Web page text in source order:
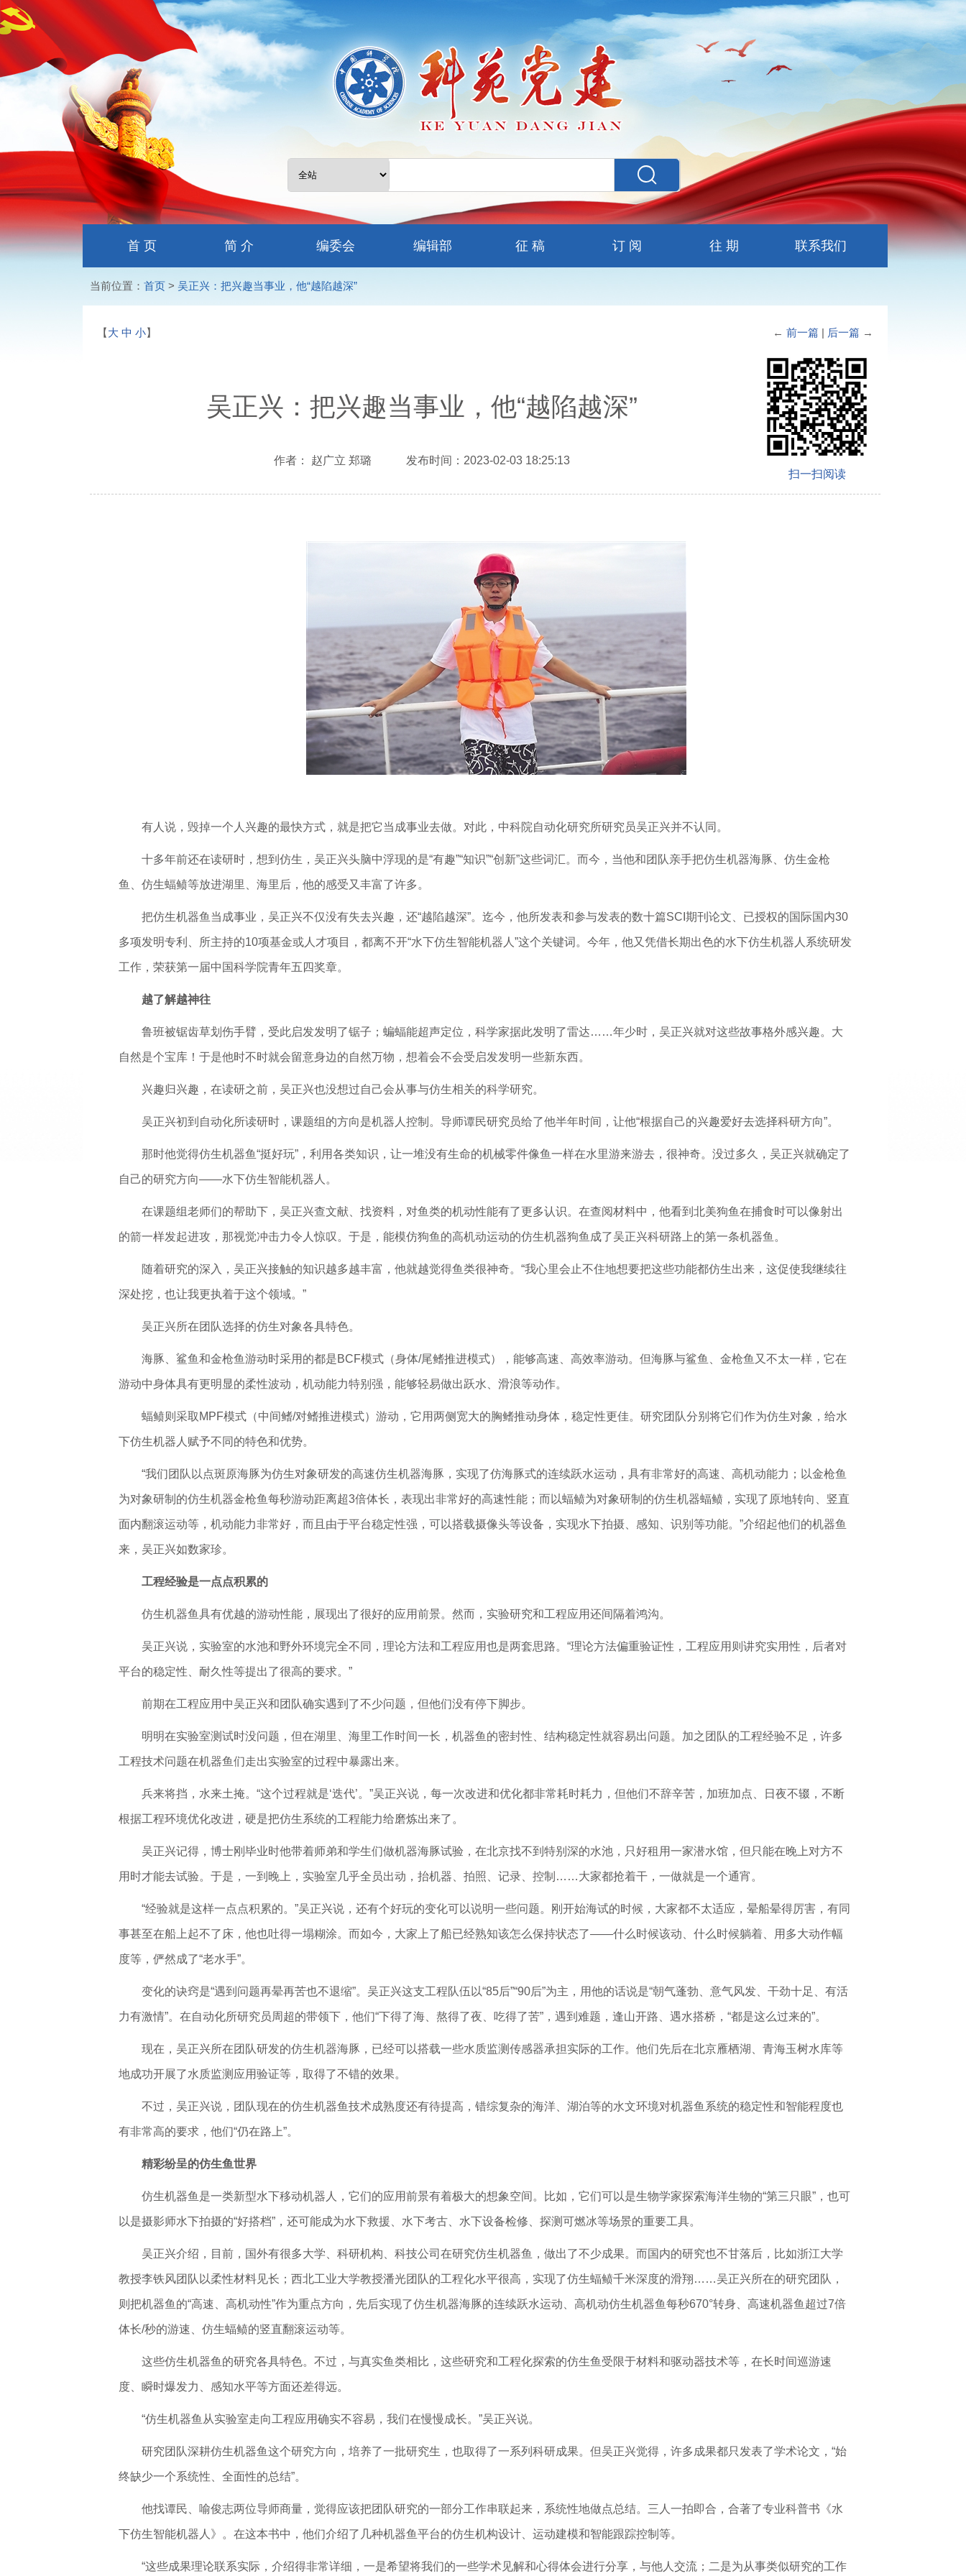
首 页 简 介 编委会 编辑部 征 稿 订 阅 往 期 联系我们
当前位置： 首页> 吴正兴：把兴趣当事业，他“越陷越深”
【大 中 小】 ← 前一篇 | 后一篇 →
吴正兴：把兴趣当事业，他“越陷越深”
作者： 赵广立 郑璐 发布时间：2023-02-03 18:25:13
扫一扫阅读
有人说，毁掉一个人兴趣的最快方式，就是把它当成事业去做。对此， 中科院自动化研究所研究员吴正兴并不认同。
十多年前还在读研时，想到仿生，吴正兴头脑中浮现的是“有趣”“知识”“创新”这些词汇。而今，当他和团队亲手把仿生机器海豚、仿生金枪
鱼、仿生蝠鲼等放进湖里、海里后，他的感受又丰富了许多。
把仿生机器鱼当成事业，吴正兴不仅没有失去兴趣，还“越陷越深”。迄今，他所发表和参与发表的数十篇SCI期刊论文、已授权的国际国内30
多项发明专利、所主持的10项基金或人才项目，都离不开“水下仿生智能机器人”这个关键词。今年，他又凭借长期出色的水下仿生机器人系统研发
工作，荣获第一届中国科学院青年五四奖章。
越了解越神往
鲁班被锯齿草划伤手臂，受此启发发明了锯子；蝙蝠能超声定位，科学家据此发明了雷达……年少时，吴正兴就对这些故事格外感兴趣。大
自然是个宝库！于是他时不时就会留意身边的自然万物，想着会不会受启发发明一些新东西。
兴趣归兴趣，在读研之前，吴正兴也没想过自己会从事与仿生相关的科学研究。
吴正兴初到自动化所读研时，课题组的方向是机器人控制。导师谭民研究员给了他半年时间，让他“根据自己的兴趣爱好去选择科研方向”。
那时他觉得仿生机器鱼“挺好玩”，利用各类知识，让一堆没有生命的机械零件像鱼一样在水里游来游去，很神奇。没过多久，吴正兴就确定了
自己的研究方向——水下仿生智能机器人。
在课题组老师们的帮助下，吴正兴查文献、找资料，对鱼类的机动性能有了更多认识。在查阅材料中，他看到北美狗鱼在捕食时可以像射出
的箭一样发起进攻，那视觉冲击力令人惊叹。于是，能模仿狗鱼的高机动运动的仿生机器狗鱼成了吴正兴科研路上的第一条机器鱼。
随着研究的深入，吴正兴接触的知识越多越丰富，他就越觉得鱼类很神奇。“我心里会止不住地想要把这些功能都仿生出来，这促使我继续往
深处挖，也让我更执着于这个领域。”
吴正兴所在团队选择的仿生对象各具特色。
海豚、鲨鱼和金枪鱼游动时采用的都是BCF模式（身体/尾鳍推进模式），能够高速、高效率游动。但海豚与鲨鱼、金枪鱼又不太一样，它在
游动中身体具有更明显的柔性波动，机动能力特别强，能够轻易做出跃水、滑浪等动作。
蝠鲼则采取MPF模式（中间鳍/对鳍推进模式）游动，它用两侧宽大的胸鳍推动身体，稳定性更佳。研究团队分别将它们作为仿生对象，给水
下仿生机器人赋予不同的特色和优势。
“我们团队以点斑原海豚为仿生对象研发的高速仿生机器海豚，实现了仿海豚式的连续跃水运动，具有非常好的高速、高机动能力；以金枪鱼
为对象研制的仿生机器金枪鱼每秒游动距离超3倍体长，表现出非常好的高速性能；而以蝠鲼为对象研制的仿生机器蝠鲼，实现了原地转向、竖直
面内翻滚运动等，机动能力非常好，而且由于平台稳定性强，可以搭载摄像头等设备，实现水下拍摄、感知、识别等功能。”介绍起他们的机器鱼
来，吴正兴如数家珍。
工程经验是一点点积累的
仿生机器鱼具有优越的游动性能，展现出了很好的应用前景。然而，实验研究和工程应用还间隔着鸿沟。
吴正兴说，实验室的水池和野外环境完全不同，理论方法和工程应用也是两套思路。“理论方法偏重验证性，工程应用则讲究实用性，后者对
平台的稳定性、耐久性等提出了很高的要求。”
前期在工程应用中吴正兴和团队确实遇到了不少问题，但他们没有停下脚步。
明明在实验室测试时没问题，但在湖里、海里工作时间一长，机器鱼的密封性、结构稳定性就容易出问题。加之团队的工程经验不足，许多
工程技术问题在机器鱼们走出实验室的过程中暴露出来。
兵来将挡，水来土掩。“这个过程就是‘迭代’。”吴正兴说，每一次改进和优化都非常耗时耗力，但他们不辞辛苦，加班加点、日夜不辍，不断
根据工程环境优化改进，硬是把仿生系统的工程能力给磨炼出来了。
吴正兴记得，博士刚毕业时他带着师弟和学生们做机器海豚试验，在北京找不到特别深的水池，只好租用一家潜水馆，但只能在晚上对方不
用时才能去试验。于是，一到晚上，实验室几乎全员出动，抬机器、拍照、记录、控制……大家都抢着干，一做就是一个通宵。
“经验就是这样一点点积累的。”吴正兴说，还有个好玩的变化可以说明一些问题。刚开始海试的时候，大家都不太适应，晕船晕得厉害，有同
事甚至在船上起不了床，他也吐得一塌糊涂。而如今，大家上了船已经熟知该怎么保持状态了——什么时候该动、什么时候躺着、用多大动作幅
度等，俨然成了“老水手”。
变化的诀窍是“遇到问题再晕再苦也不退缩”。吴正兴这支工程队伍以“85后”“90后”为主，用他的话说是“朝气蓬勃、意气风发、干劲十足、有活
力有激情”。在自动化所研究员周超的带领下，他们“下得了海、熬得了夜、吃得了苦”，遇到难题，逢山开路、遇水搭桥，“都是这么过来的”。
现在，吴正兴所在团队研发的仿生机器海豚，已经可以搭载一些水质监测传感器承担实际的工作。他们先后在北京雁栖湖、青海玉树水库等
地成功开展了水质监测应用验证等，取得了不错的效果。
不过，吴正兴说，团队现在的仿生机器鱼技术成熟度还有待提高，错综复杂的海洋、湖泊等的水文环境对机器鱼系统的稳定性和智能程度也
有非常高的要求，他们“仍在路上”。
精彩纷呈的仿生鱼世界
仿生机器鱼是一类新型水下移动机器人，它们的应用前景有着极大的想象空间。比如，它们可以是生物学家探索海洋生物的“第三只眼”，也可
以是摄影师水下拍摄的“好搭档”，还可能成为水下救援、水下考古、水下设备检修、探测可燃冰等场景的重要工具。
吴正兴介绍，目前，国外有很多大学、科研机构、科技公司在研究仿生机器鱼，做出了不少成果。而国内的研究也不甘落后，比如浙江大学
教授李铁风团队以柔性材料见长；西北工业大学教授潘光团队的工程化水平很高，实现了仿生蝠鲼千米深度的滑翔……吴正兴所在的研究团队，
则把机器鱼的“高速、高机动性”作为重点方向，先后实现了仿生机器海豚的连续跃水运动、高机动仿生机器鱼每秒670°转身、高速机器鱼超过7倍
体长/秒的游速、仿生蝠鲼的竖直翻滚运动等。
这些仿生机器鱼的研究各具特色。不过，与真实鱼类相比，这些研究和工程化探索的仿生鱼受限于材料和驱动器技术等，在长时间巡游速
度、瞬时爆发力、感知水平等方面还差得远。
“仿生机器鱼从实验室走向工程应用确实不容易，我们在慢慢成长。”吴正兴说。
研究团队深耕仿生机器鱼这个研究方向，培养了一批研究生，也取得了一系列科研成果。但吴正兴觉得，许多成果都只发表了学术论文，“始
终缺少一个系统性、全面性的总结”。
他找谭民、喻俊志两位导师商量，觉得应该把团队研究的一部分工作串联起来，系统性地做点总结。三人一拍即合，合著了专业科普书《水
下仿生智能机器人》。在这本书中，他们介绍了几种机器鱼平台的仿生机构设计、运动建模和智能跟踪控制等。
“这些成果理论联系实际，介绍得非常详细，一是希望将我们的一些学术见解和心得体会进行分享，与他人交流；二是为从事类似研究的工作